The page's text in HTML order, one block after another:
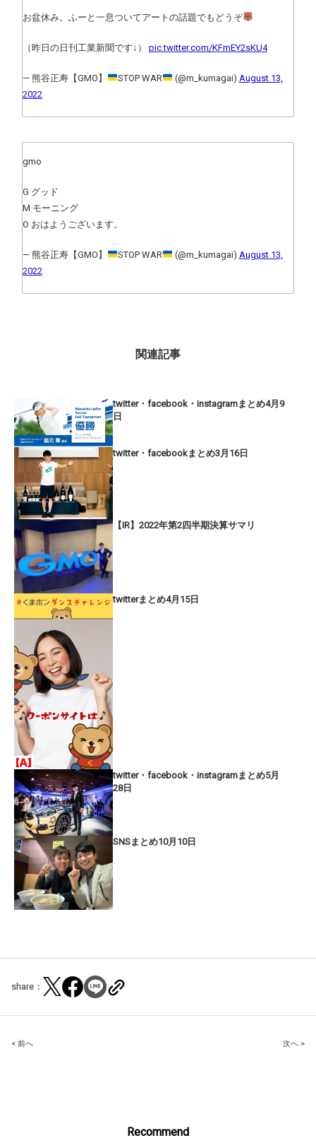
お盆休み。ふーと一息ついてアートの話題でもどうぞ
（昨日の日刊工業新聞です↓） pic.twitter.com/KFmEY2sKU4
— 熊谷正寿【GMO】 STOP WAR (@m_kumagai) August 13,
2022
gmo
G グッド
M モーニング
O おはようございます。
— 熊谷正寿【GMO】 STOP WAR (@m_kumagai) August 13,
2022
関連記事
twitter・facebook・instagramまとめ4月9
日
twitter・facebookまとめ3月16日
【IR】2022年第2四半期決算サマリ
twitterまとめ4月15日
twitter・facebook・instagramまとめ5月
28日
SNSまとめ10月10日
share：
Post
< 前へ 次へ >
Recommend